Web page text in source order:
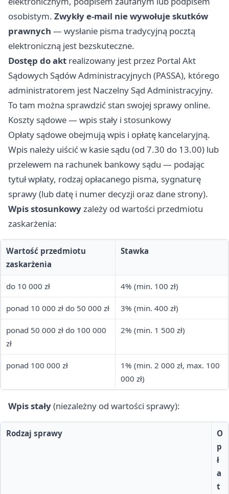
osobistym. Zwykły e-mail nie wywołuje skutków
prawnych — wysłanie pisma tradycyjną pocztą
elektroniczną jest bezskuteczne.
Dostęp do akt realizowany jest przez Portal Akt
Sądowych Sądów Administracyjnych (PASSA), którego
administratorem jest Naczelny Sąd Administracyjny.
To tam można sprawdzić stan swojej sprawy online.
Koszty sądowe — wpis stały i stosunkowy
Opłaty sądowe obejmują wpis i opłatę kancelaryjną.
Wpis należy uiścić w kasie sądu (od 7.30 do 13.00) lub
przelewem na rachunek bankowy sądu — podając
tytuł wpłaty, rodzaj opłacanego pisma, sygnaturę
sprawy (lub datę i numer decyzji oraz dane strony).
Wpis stosunkowyzależy od wartości przedmiotu
zaskarżenia:
Wartość przedmiotu
zaskarżenia
Stawka
do 10 000 zł 4% (min. 100 zł)
ponad 10 000 zł do 50 000 zł 3% (min. 400 zł)
ponad 50 000 zł do 100 000
zł
2% (min. 1 500 zł)
ponad 100 000 zł
1% (min. 2 000 zł, max. 100
000 zł)
Wpis stały(niezależny od wartości sprawy):
Rodzaj sprawy
O
p
ł
a
t